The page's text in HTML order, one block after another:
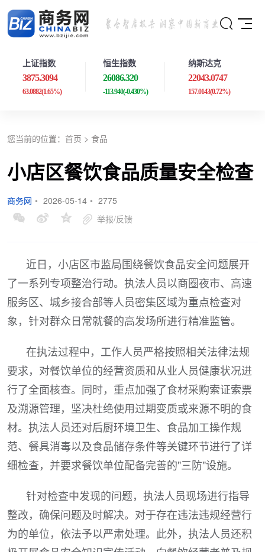
上证指数
3875.3094
63.0882(1.65%)
恒生指数
26086.320
-113.940(-0.430%)
纳斯达克
22043.0747
157.0143(0.72%)
您当前的位置： 首页 > 食品
小店区餐饮食品质量安全检查
商务网 • 2026-05-14 • 2775
举报/反馈
近日，小店区市监局围绕餐饮食品安全问题展开
了一系列专项整治行动。执法人员以商圈夜市、高速
服务区、城乡接合部等人员密集区域为重点检查对
象，针对群众日常就餐的高发场所进行精准监管。
在执法过程中，工作人员严格按照相关法律法规
要求，对餐饮单位的经营资质和从业人员健康状况进
行了全面核查。同时，重点加强了食材采购索证索票
及溯源管理，坚决杜绝使用过期变质或来源不明的食
材。执法人员还对后厨环境卫生、食品加工操作规
范、餐具消毒以及食品储存条件等关键环节进行了详
细检查，并要求餐饮单位配备完善的"三防"设施。
针对检查中发现的问题，执法人员现场进行指导
整改，确保问题及时解决。对于存在违法违规经营行
为的单位，依法予以严肃处理。此外，执法人员还积